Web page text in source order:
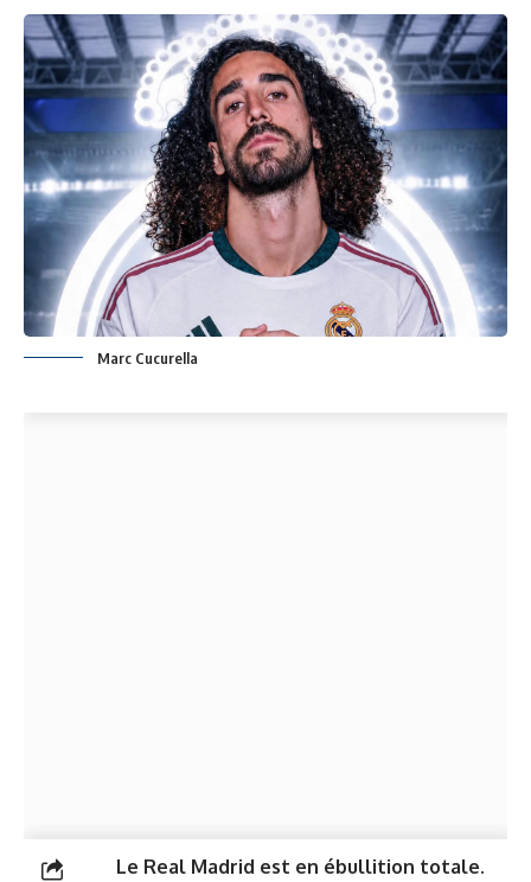
Marc Cucurella
Le Real Madrid est en ébullition totale.